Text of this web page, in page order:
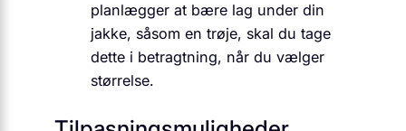
planlægger at bære lag under din
jakke, såsom en trøje, skal du tage
dette i betragtning, når du vælger
størrelse.